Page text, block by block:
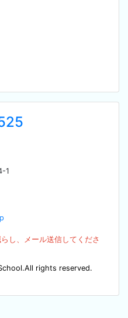
1
し、メール送信してくださ
rights reserved.